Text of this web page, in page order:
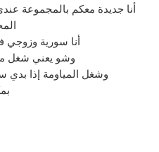
أنا جديدة معكم بالمجموعة
أنا سورية وزوجي
وشو يعني شغل
وشغل المياومة إذا بدي